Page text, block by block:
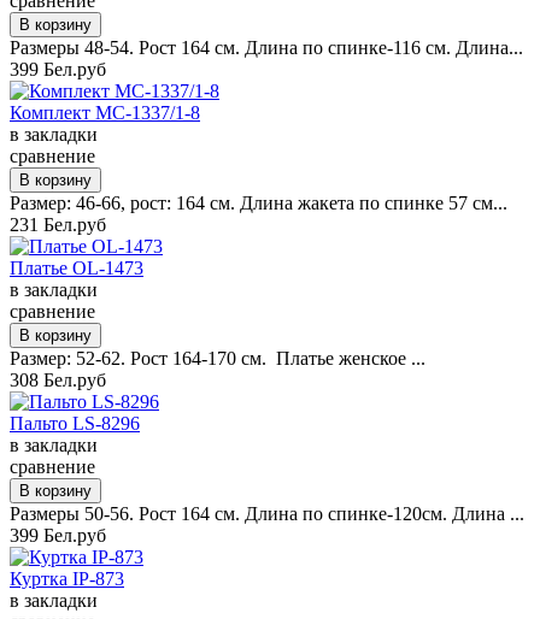
Размеры 48-54. Рост 164 см. Длина по спинке-116 см. Длина...
399 Бел.руб
Комплект MC-1337/1-8
в закладки
сравнение
Размер: 46-66, рост: 164 см. Длина жакета по спинке 57 см...
231 Бел.руб
Платье OL-1473
в закладки
сравнение
Размер: 52-62. Рост 164-170 см. Платье женское ...
308 Бел.руб
Пальто LS-8296
в закладки
сравнение
Размеры 50-56. Рост 164 см. Длина по спинке-120см. Длина ...
399 Бел.руб
Куртка IP-873
в закладки